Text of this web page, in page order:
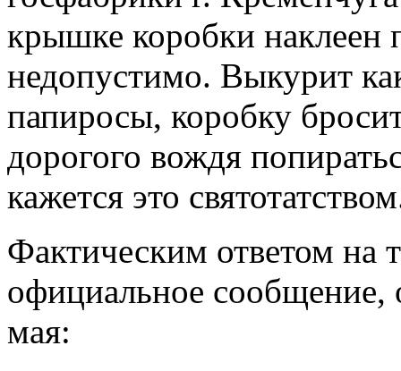
крышке коробки наклеен
недопустимо. Выкурит
папиросы, коробку
дорогого вождя
кажется это
Фактическим ответом на
официальное сообщение,
мая: